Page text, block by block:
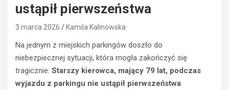
ustąpił pierwszeństwa
3 marca 2026 Kamila Kalinowska
Na jednym z miejskich parkingów doszło do
niebezpiecznej sytuacji, która mogła zakończyć się
tragicznie. Starszy kierowca, mający 79 lat, podczas
wyjazdu z parkingu nie ustąpił pierwszeństwa